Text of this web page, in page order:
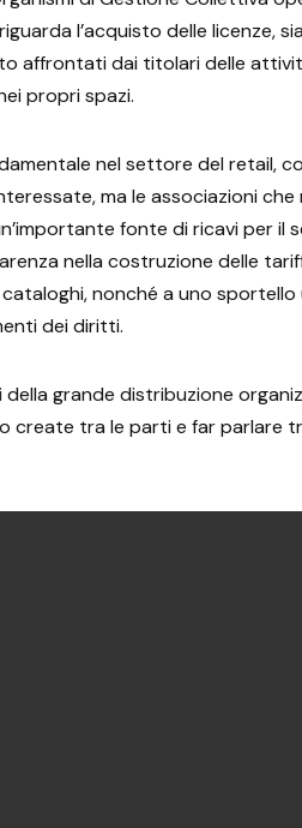
l’acquisto delle licenze,
affrontati dai titolari delle
propri spazi.
nel settore del retail,
ma le associazioni
fonte di ricavi per il
nella costruzione delle
nonché a uno
dei diritti.
grande distribuzione
create tra le parti e far parlare